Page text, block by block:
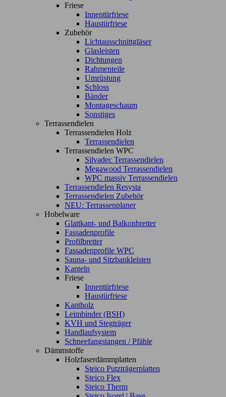
Friese
Innentürfriese
Haustürfriese
Zubehör
Lichtausschnittgläser
Glasleisten
Dichtungen
Rahmenteile
Umrüstung
Schloss
Bänder
Montageschaum
Sonstiges
Terrassendielen
Terrassendielen Holz
Terrassendielen
Terrassendielen WPC
Silvadec Terrassendielen
Megawood Terrassendielen
WPC massiv Terrassendielen
Terrassendielen Resysta
Terrassendielen Zubehör
NEU: Terrassenplaner
Hobelware
Glattkant- und Balkonbretter
Fassadenprofile
Profilbretter
Fassadenprofile WPC
Sauna- und Sitzbankleisten
Kanteln
Friese
Innentürfriese
Haustürfriese
Kantholz
Leimbinder (BSH)
KVH und Stegträger
Handlaufsystem
Schneefangstangen / Pfähle
Dämmstoffe
Holzfaserdämmplatten
Steico Putzträgerplatten
Steico Flex
Steico Therm